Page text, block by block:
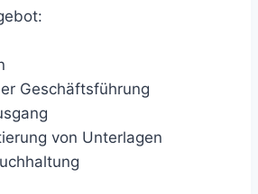
Geschäftsführung
von Unterlagen